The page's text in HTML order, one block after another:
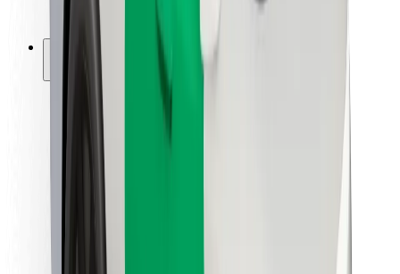
Bolt-ის დასატენი სადგური
მხარდაჭერა
მგზავრებისთვის
მძღოლებისთვის
კურიერებისთვის
Bolt Food
ავტოპარკის მფლობელებისთვის
რესტორნებისთვის